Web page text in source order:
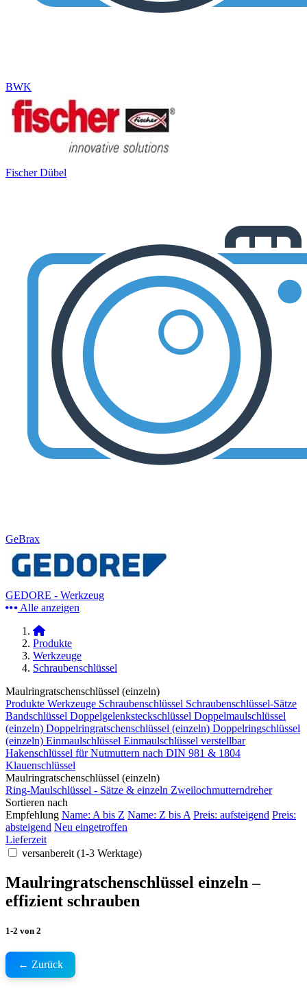
BWK
Fischer Dübel
GeBrax
GEDORE - Werkzeug
Alle anzeigen
Produkte
Werkzeuge
Schraubenschlüssel
Maulringratschenschlüssel (einzeln)
Produkte Werkzeuge Schraubenschlüssel Schraubenschlüssel-Sätze
Bandschlüssel Doppelgelenksteckschlüssel Doppelmaulschlüssel
(einzeln) Doppelringratschenschlüssel (einzeln) Doppelringschlüssel
(einzeln) Einmaulschlüssel Einmaulschlüssel verstellbar
Hakenschlüssel für Nutmuttern nach DIN 981 & 1804
Klauenschlüssel
Maulringratschenschlüssel (einzeln)
Ring-Maulschlüssel - Sätze & einzeln Zweilochmutterndreher
Sortieren nach
Empfehlung Name: A bis Z Name: Z bis A Preis: aufsteigend Preis:
absteigend Neu eingetroffen
Lieferzeit
versanbereit (1-3 Werktage)
Maulringratschenschlüssel einzeln –
effizient schrauben
1-2 von 2
← Zurück